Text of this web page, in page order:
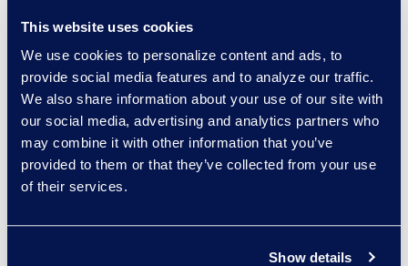
This website uses cookies
We use cookies to personalize content and ads, to
provide social media features and to analyze our traffic.
We also share information about your use of our site with
our social media, advertising and analytics partners who
may combine it with other information that you’ve
provided to them or that they’ve collected from your use
of their services.
Show details
apenas a usar serviços da AWS
como parte de sua solução, mas
também aprimora suas
funcionalidades, desenvolvidas
pela equipe técnica da Epiq para
melhorar esses serviços e
alimentar a plataforma. Os